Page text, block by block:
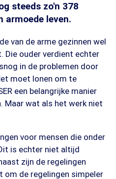
steeds zo'n 378
armoede leven.
van de arme gezinnen wel
Die ouder verdient echter
in de problemen door
moet lonen om te
een belangrijke manier
Maar wat als het werk niet
voor mensen die onder
is echter niet altijd
zijn de regelingen
om de regelingen simpeler